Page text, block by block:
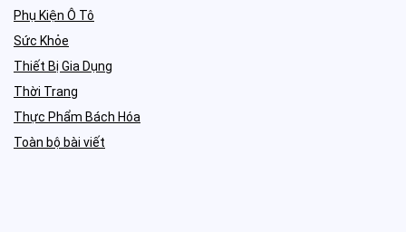
Phụ Kiện Ô Tô
Sức Khỏe
Thiết Bị Gia Dụng
Thời Trang
Thực Phẩm Bách Hóa
Toàn bộ bài viết